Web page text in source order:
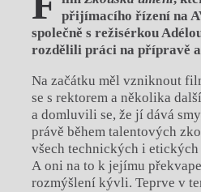
přijímacího řízení na
společně s režisérkou
rozdělili práci na přípravě
Na začátku měl vzniknout
se s rektorem a několika
a domluvili se, že jí dává
právě během talentových
všech technických i
A oni na to k jejímu
rozmýšlení kývli. Teprve v